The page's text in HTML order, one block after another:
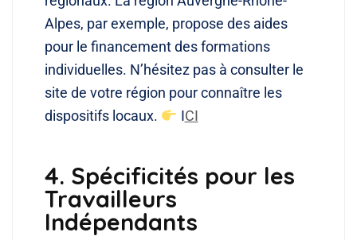
Alpes, par exemple, propose des aides
pour le financement des formations
individuelles. N’hésitez pas à consulter le
site de votre région pour connaître les
dispositifs locaux.
​ ICI
4. Spécificités pour les
Travailleurs
Indépendants